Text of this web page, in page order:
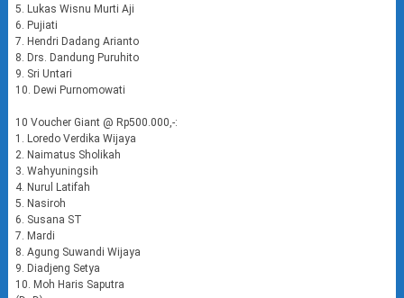
5. Lukas Wisnu Murti Aji
6. Pujiati
7. Hendri Dadang Arianto
8. Drs. Dandung Puruhito
9. Sri Untari
10. Dewi Purnomowati
10 Voucher Giant @ Rp500.000,-:
1. Loredo Verdika Wijaya
2. Naimatus Sholikah
3. Wahyuningsih
4. Nurul Latifah
5. Nasiroh
6. Susana ST
7. Mardi
8. Agung Suwandi Wijaya
9. Diadjeng Setya
10. Moh Haris Saputra